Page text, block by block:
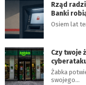
Rząd
Banki
Osiem lat
Czy twoje
Żabka
swojego…